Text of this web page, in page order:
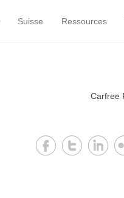
Suisse Ressources
Carfree